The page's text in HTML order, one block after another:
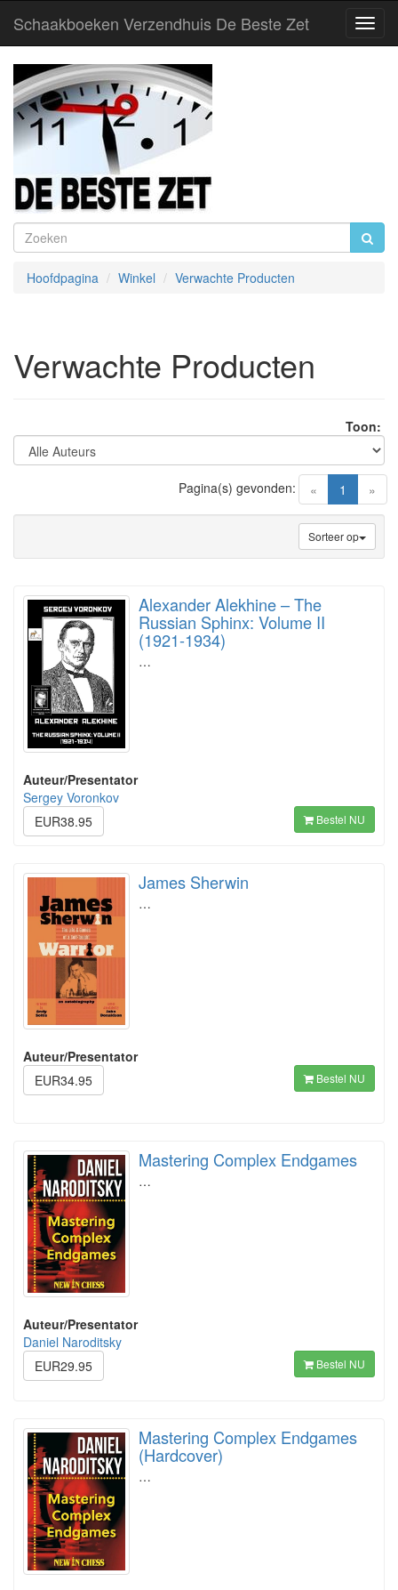
Schaakboeken Verzendhuis De Beste Zet
Hoofdpagina Winkel Verwachte Producten
Verwachte Producten
Toon:
« 1 (current)
»
Pagina(s) gevonden:
Sorteer op
Alexander Alekhine – The
Russian Sphinx: Volume II
(1921-1934)
…
Auteur/Presentator
Sergey Voronkov
EUR38.95
Bestel NU
James Sherwin
…
Auteur/Presentator
EUR34.95
Bestel NU
Mastering Complex Endgames
…
Auteur/Presentator
Daniel Naroditsky
EUR29.95
Bestel NU
Mastering Complex Endgames
(Hardcover)
…